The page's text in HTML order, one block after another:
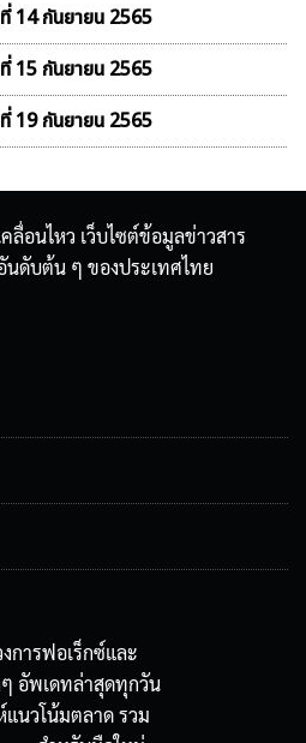
14 กันยายน 2565
15 กันยายน 2565
19 กันยายน 2565
ลื่อนไหว เว็บไซต์ข้อมูลข่าวสาร
นดับต้น ๆ ของประเทศไทย